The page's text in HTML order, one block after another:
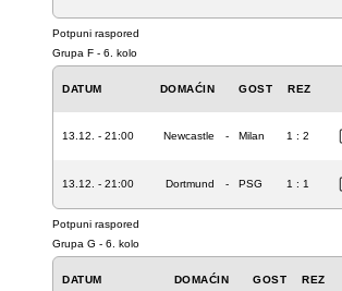
Potpuni raspored
Grupa F - 6. kolo
DATUM DOMAĆIN GOST REZ
13.12. - 21:00 Newcastle - Milan 1 : 2
13.12. - 21:00 Dortmund - PSG 1 : 1
Potpuni raspored
Grupa G - 6. kolo
DATUM DOMAĆIN GOST REZ